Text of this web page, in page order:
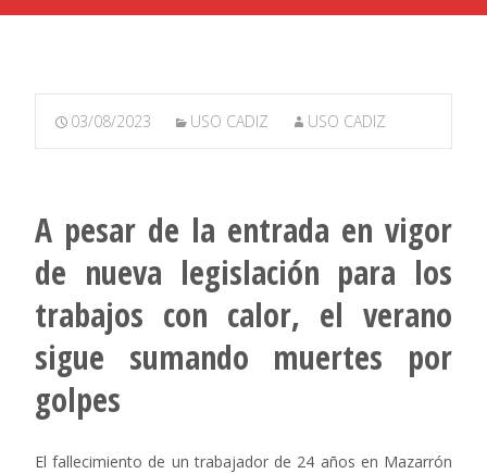
03/08/2023 USO CADIZ USO CADIZ
A pesar de la entrada en vigor
de nueva legislación para los
trabajos con calor, el verano
sigue sumando muertes por
golpes
El fallecimiento de un trabajador de 24 años en Mazarrón